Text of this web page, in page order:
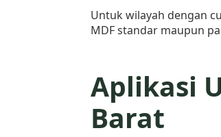
Untuk wilayah dengan
MDF standar maupun
Aplikasi
Barat